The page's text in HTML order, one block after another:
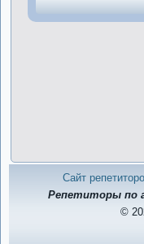
Сайт
Репетиторы по
©